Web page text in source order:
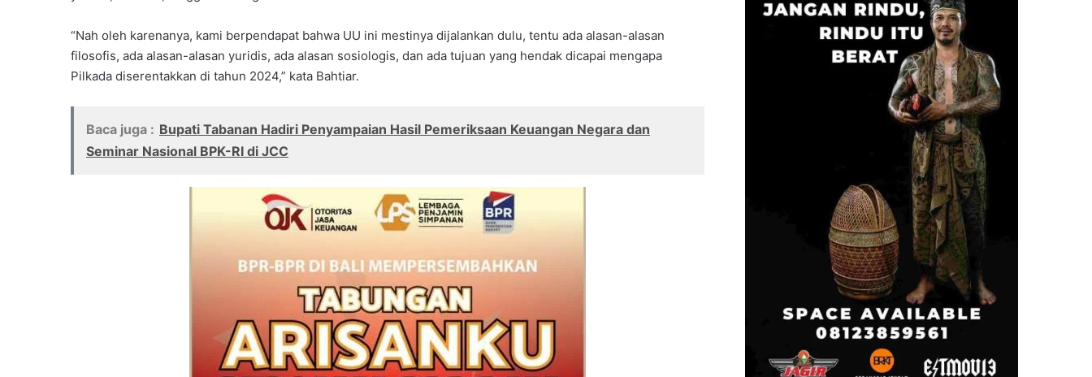
“Nah oleh karenanya, kami berpendapat bahwa UU ini mestinya dijalankan dulu, tentu ada alasan-alasan
filosofis, ada alasan-alasan yuridis, ada alasan sosiologis, dan ada tujuan yang hendak dicapai mengapa
Pilkada diserentakkan di tahun 2024,” kata Bahtiar.
Baca juga : Bupati Tabanan Hadiri Penyampaian Hasil Pemeriksaan Keuangan Negara dan
Seminar Nasional BPK-RI di JCC